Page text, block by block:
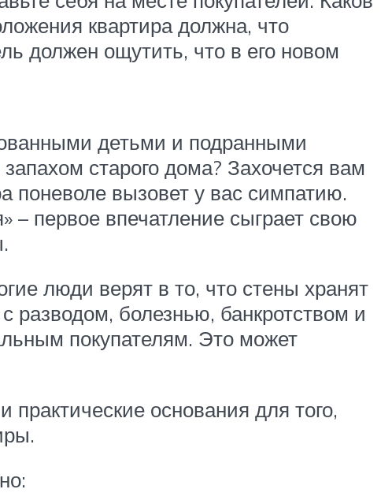
квартира должна, что
должен ощутить, что в его новом
детьми и подранными
старого дома? Захочется вам
поневоле вызовет у вас симпатию.
– первое впечатление сыграет свою
люди верят в то, что стены хранят
разводом, болезнью, банкротством и
покупателям. Это может
основания для того,